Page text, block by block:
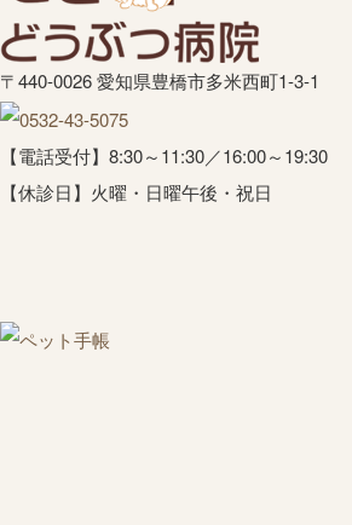
〒440-0026 愛知県豊橋市多米西町1-3-1
【電話受付】8:30～11:30／16:00～19:30
【休診日】火曜・日曜午後・祝日